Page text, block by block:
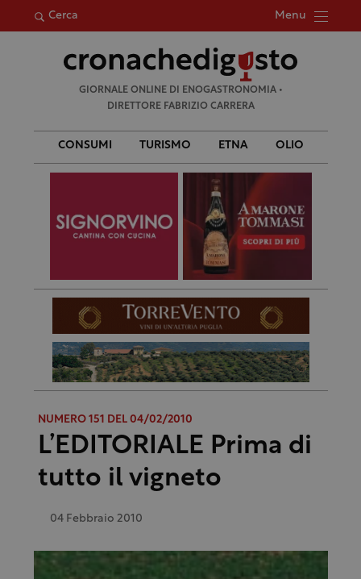
Cerca Menu
per:
GIORNALE ONLINE DI ENOGASTRONOMIA •
DIRETTORE FABRIZIO CARRERA
CONSUMI TURISMO ETNA OLIO
NUMERO 151 DEL 04/02/2010
L’EDITORIALE Prima di
tutto il vigneto
04 Febbraio 2010